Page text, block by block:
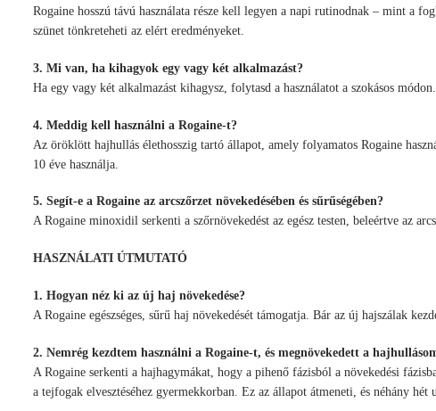
Rogaine hosszú távú használata része kell legyen a napi rutinodnak – mint a
szünet tönkreteheti az elért eredményeket.
3. Mi van, ha kihagyok egy vagy két alkalmazást?
Ha egy vagy két alkalmazást kihagysz, folytasd a használatot a szokásos
4. Meddig kell használni a Rogaine-t?
Az öröklött hajhullás élethosszig tartó állapot, amely folyamatos Rogaine
10 éve használja.
5. Segít-e a Rogaine az arcszőrzet növekedésében és sűrűségében?
A Rogaine minoxidil serkenti a szőrnövekedést az egész testen, beleértve az
HASZNÁLATI ÚTMUTATÓ
1. Hogyan néz ki az új haj növekedése?
A Rogaine egészséges, sűrű haj növekedését támogatja. Bár az új hajszálak
2. Nemrég kezdtem használni a Rogaine-t, és megnövekedett a
A Rogaine serkenti a hajhagymákat, hogy a pihenő fázisból a növekedési
a tejfogak elvesztéséhez gyermekkorban. Ez az állapot átmeneti, és néhány